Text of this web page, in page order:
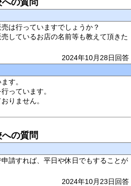
は行っていますでしょうか？
しているお店の名前等も教えて頂きた
2024年10月28日回答
す。
っています。
りません。
の質問
請すれば、平日や休日でもすることが
2024年10月23日回答